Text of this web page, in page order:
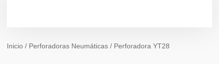
Inicio / Perforadoras Neumáticas / Perforadora YT28